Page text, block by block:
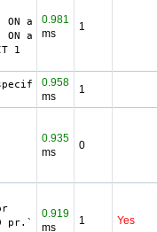
ON a.`id_currency` =
ON a.`id_currency` =
1
0.981
ms
1
WHERE
0.958
ms
1
0.935
ms
0
pr.`status` = 1
0.919
ms
1 Yes